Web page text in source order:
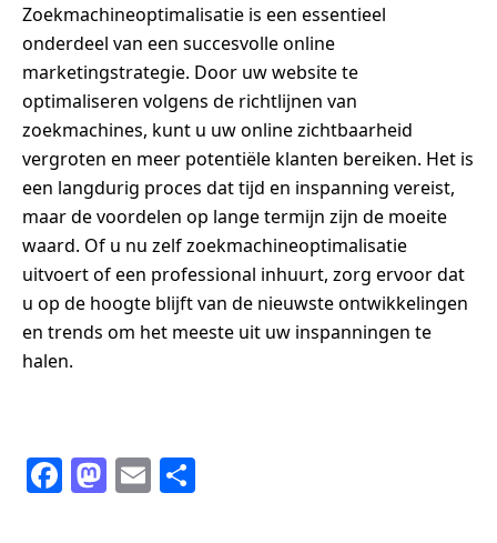
Zoekmachineoptimalisatie is een essentieel
onderdeel van een succesvolle online
marketingstrategie. Door uw website te
optimaliseren volgens de richtlijnen van
zoekmachines, kunt u uw online zichtbaarheid
vergroten en meer potentiële klanten bereiken. Het is
een langdurig proces dat tijd en inspanning vereist,
maar de voordelen op lange termijn zijn de moeite
waard. Of u nu zelf zoekmachineoptimalisatie
uitvoert of een professional inhuurt, zorg ervoor dat
u op de hoogte blijft van de nieuwste ontwikkelingen
en trends om het meeste uit uw inspanningen te
halen.
F
M E